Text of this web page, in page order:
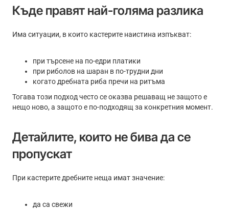
Къде правят най-голяма разлика
Има ситуации, в които кастерите наистина изпъкват:
при търсене на по-едри платики
при риболов на шаран в по-трудни дни
когато дребната риба пречи на ритъма
Тогава този подход често се оказва решаващ не защото е
нещо ново, а защото е по-подходящ за конкретния момент.
Детайлите, които не бива да се
пропускат
При кастерите дребните неща имат значение:
да са свежи